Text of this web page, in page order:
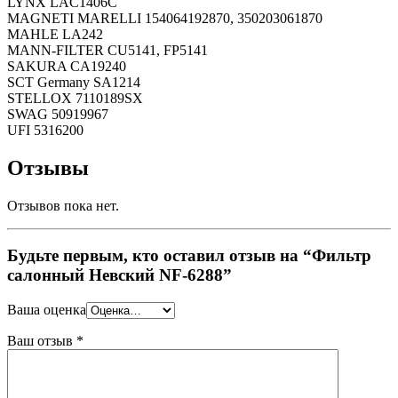
MAGNETI MARELLI 154064192870, 350203061870
MAHLE LA242
MANN-FILTER CU5141, FP5141
SAKURA CA19240
SCT Germany SA1214
STELLOX 7110189SX
SWAG 50919967
UFI 5316200
Отзывы
Отзывов пока нет.
Будьте первым, кто оставил отзыв на “Фильтр
салонный Невский NF-6288”
Ваша оценка
Ваш отзыв *